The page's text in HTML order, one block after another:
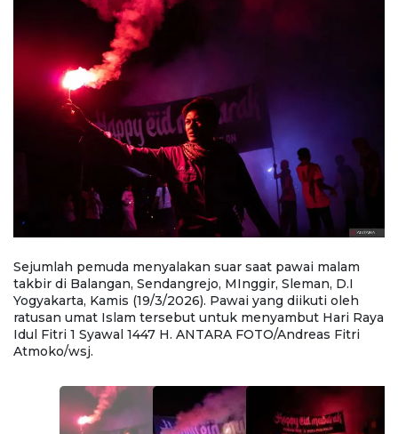
Sejumlah pemuda menyalakan suar saat pawai malam
takbir di Balangan, Sendangrejo, MInggir, Sleman, D.I
Yogyakarta, Kamis (19/3/2026). Pawai yang diikuti oleh
ratusan umat Islam tersebut untuk menyambut Hari Raya
Idul Fitri 1 Syawal 1447 H. ANTARA FOTO/Andreas Fitri
Atmoko/wsj.